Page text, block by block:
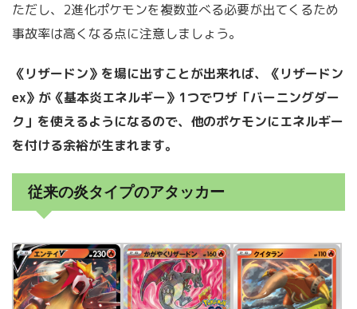
ただし、2進化ポケモンを複数並べる必要が出てくるため
事故率は高くなる点に注意しましょう。
《リザードン》を場に出すことが出来れば、《リザードン
ex》が《基本炎エネルギー》1つでワザ「バーニングダー
ク」を使えるようになるので、他のポケモンにエネルギー
を付ける余裕が生まれます。
従来の炎タイプのアタッカー